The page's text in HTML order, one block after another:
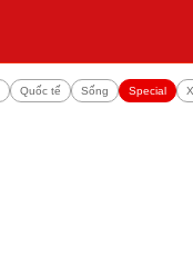
Quốc tế Sống Special